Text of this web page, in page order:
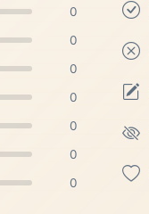
0
0
0
0
0
0
0